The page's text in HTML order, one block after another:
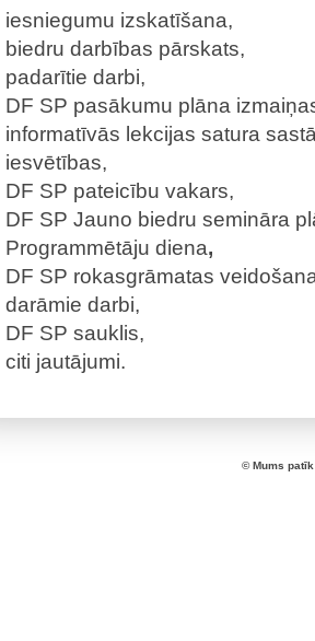
iesniegumu izskatīšana,
biedru darbības pārskats,
padarītie darbi,
DF SP pasākumu plāna
informatīvās lekcijas satura
iesvētības,
DF SP pateicību vakars,
DF SP Jauno biedru semināra
Programmētāju diena,
DF SP rokasgrāmatas
darāmie darbi,
DF SP sauklis,
citi jautājumi.
© Mums